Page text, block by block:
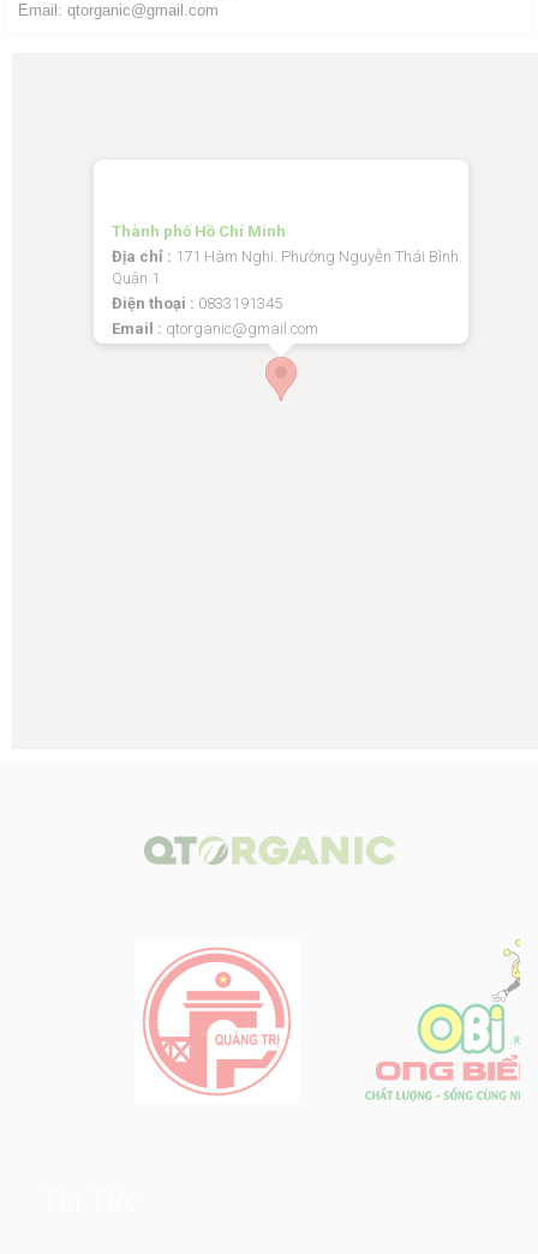
Email: qtorganic@gmail.com
Thành phố Hồ Chí Minh
Địa chỉ : 171 Hàm Nghi. Phường Nguyễn Thái Bình.
Quận 1.
Điện thoại : 0833191345
Email : qtorganic@gmail.com